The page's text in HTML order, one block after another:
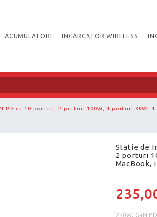
ACUMULATORI INCARCATOR WIRELESS
PD cu 10 porturi, 2 porturi 100W, 4 porturi 30W,
Statie de
2 porturi
MacBook,
240W, GaN